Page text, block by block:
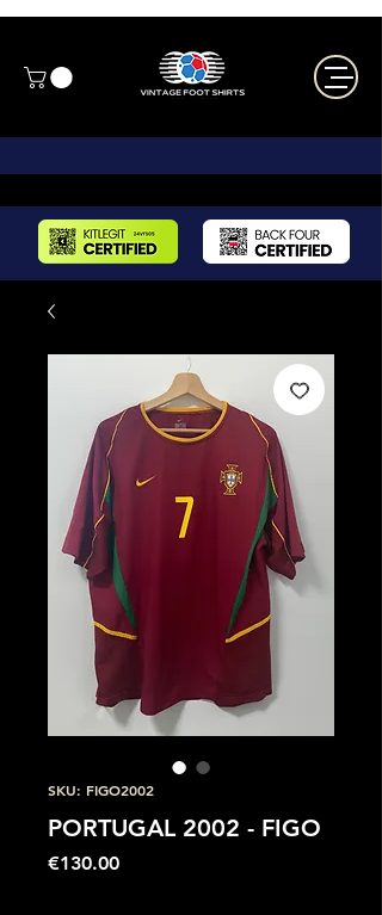
SKU: FIGO2002
PORTUGAL 2002 - FIGO
€130.00Price